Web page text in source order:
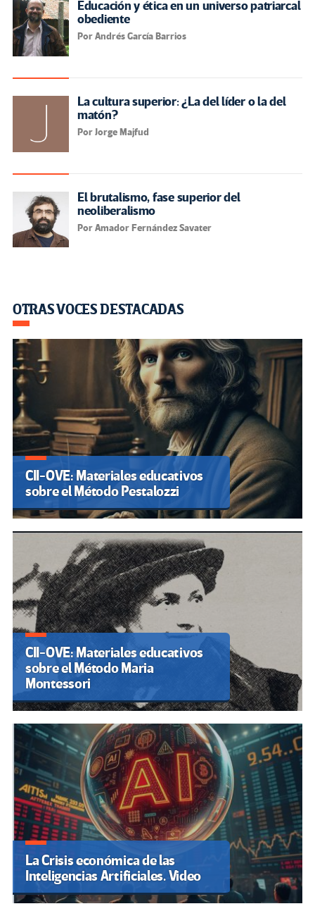
Educación y ética en un universo patriarcal
obediente
Por Andrés García Barrios
La cultura superior: ¿La del líder o la del
matón?
Por Jorge Majfud
El brutalismo, fase superior del
neoliberalismo
Por Amador Fernández Savater
OTRAS VOCES DESTACADAS
CII-OVE: Materiales educativos
sobre el Método Pestalozzi
CII-OVE: Materiales educativos
sobre el Método Maria
Montessori
La Crisis económica de las
Inteligencias Artificiales. Video